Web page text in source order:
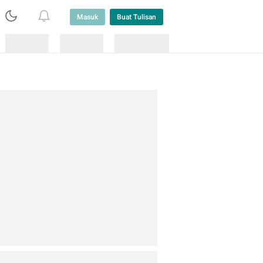
Masuk Buat Tulisan